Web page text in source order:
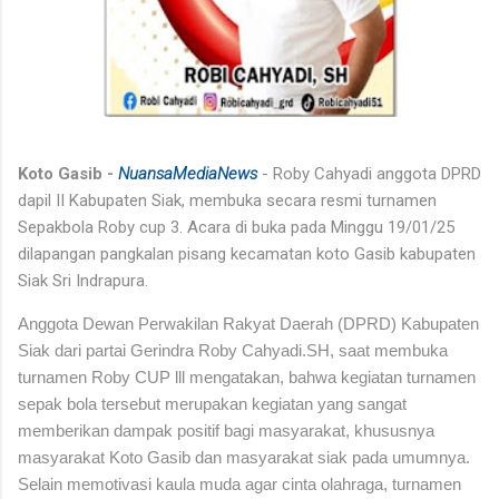
Koto Gasib - NuansaMediaNews- Roby Cahyadi anggota DPRD
dapil II Kabupaten Siak, membuka secara resmi turnamen
Sepakbola Roby cup 3. Acara di buka pada Minggu 19/01/25
dilapangan pangkalan pisang kecamatan koto Gasib kabupaten
Siak Sri Indrapura.
Anggota Dewan Perwakilan Rakyat Daerah (DPRD) Kabupaten
Siak dari partai Gerindra Roby Cahyadi.SH, saat membuka
turnamen Roby CUP lll mengatakan, bahwa kegiatan turnamen
sepak bola tersebut merupakan kegiatan yang sangat
memberikan dampak positif bagi masyarakat, khususnya
masyarakat Koto Gasib dan masyarakat siak pada umumnya.
Selain memotivasi kaula muda agar cinta olahraga, turnamen